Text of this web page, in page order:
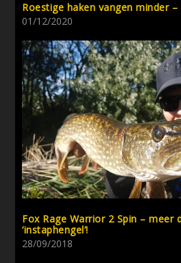
Roestige haken vangen minder
01/12/2020
Fox Rage Warrior 2 Spin – meer
‘instaphengel’!
28/09/2018